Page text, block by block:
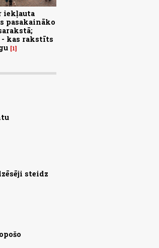
iekļauta
pasakaināko
kas rakstīts
1
steidz